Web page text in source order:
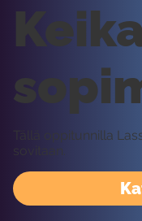
Tällä oppitunnilla
sovitaan.